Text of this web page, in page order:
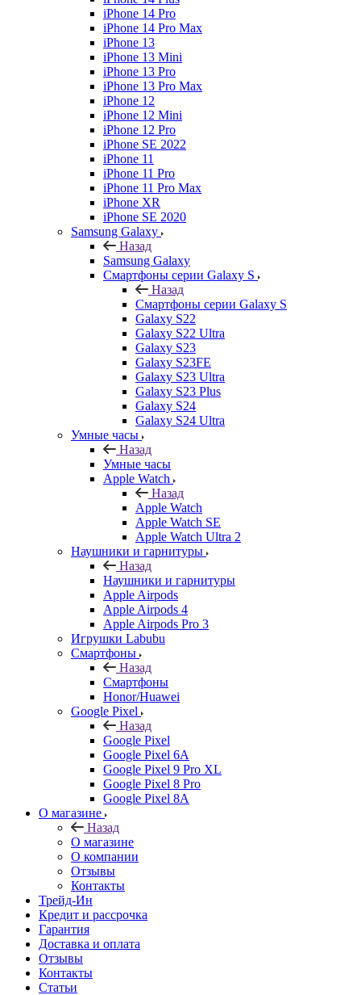
iPhone 14 Pro
iPhone 14 Pro Max
iPhone 13
iPhone 13 Mini
iPhone 13 Pro
iPhone 13 Pro Max
iPhone 12
iPhone 12 Mini
iPhone 12 Pro
iPhone SE 2022
iPhone 11
iPhone 11 Pro
iPhone 11 Pro Max
iPhone XR
iPhone SE 2020
Samsung Galaxy
Назад
Samsung Galaxy
Смартфоны серии Galaxy S
Назад
Смартфоны серии Galaxy S
Galaxy S22
Galaxy S22 Ultra
Galaxy S23
Galaxy S23FE
Galaxy S23 Ultra
Galaxy S23 Plus
Galaxy S24
Galaxy S24 Ultra
Умные часы
Назад
Умные часы
Apple Watch
Назад
Apple Watch
Apple Watch SE
Apple Watch Ultra 2
Наушники и гарнитуры
Назад
Наушники и гарнитуры
Apple Airpods
Apple Airpods 4
Apple Airpods Pro 3
Игрушки Labubu
Смартфоны
Назад
Смартфоны
Honor/Huawei
Google Pixel
Назад
Google Pixel
Google Pixel 6A
Google Pixel 9 Pro XL
Google Pixel 8 Pro
Google Pixel 8A
О магазине
Назад
О магазине
О компании
Отзывы
Контакты
Трейд-Ин
Кредит и рассрочка
Гарантия
Доставка и оплата
Отзывы
Контакты
Статьи